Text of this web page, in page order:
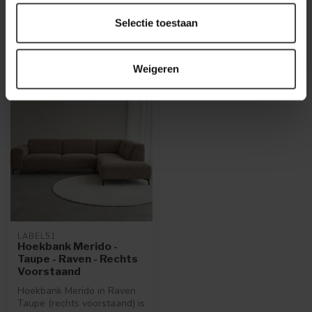
Selectie toestaan
Weigeren
LABEL51
Hoekbank Merido -
Taupe - Raven - Rechts
Voorstaand
Hoekbank Merido in Raven
Taupe (rechts voorstaand) is